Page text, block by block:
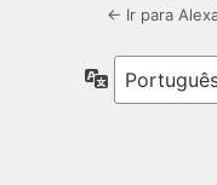
← Ir para
Idioma